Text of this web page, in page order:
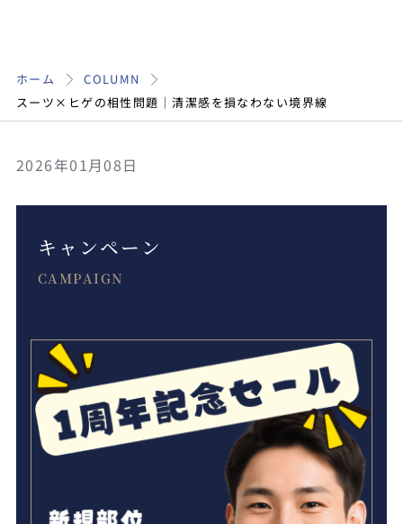
ホーム
COLUMN
スーツ×ヒゲの相性問題｜清潔感を損なわない境界線
2026年01月08日
キャンペーン
CAMPAIGN